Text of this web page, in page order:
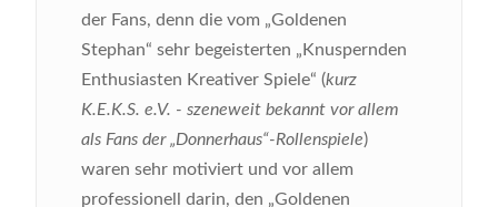
der Fans, denn die vom „Goldenen
Stephan“ sehr begeisterten „Knuspernden
Enthusiasten Kreativer Spiele“ (kurz
K.E.K.S. e.V. - szeneweit bekannt vor allem
als Fans der „Donnerhaus“-Rollenspiele)
waren sehr motiviert und vor allem
professionell darin, den „Goldenen